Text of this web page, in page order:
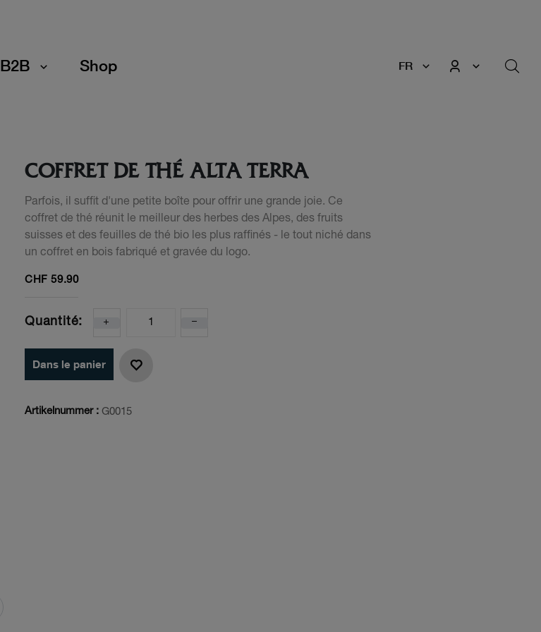
B2B Shop FR
COFFRET DE THÉ ALTA TERRA
Parfois, il suffit d'une petite boîte pour offrir une grande joie. Ce
coffret de thé réunit le meilleur des herbes des Alpes, des fruits
suisses et des feuilles de thé bio les plus raffinés - le tout niché dans
un coffret en bois fabriqué et gravée du logo.
CHF59.90
Quantité:
Dans le panier
Artikelnummer : G0015